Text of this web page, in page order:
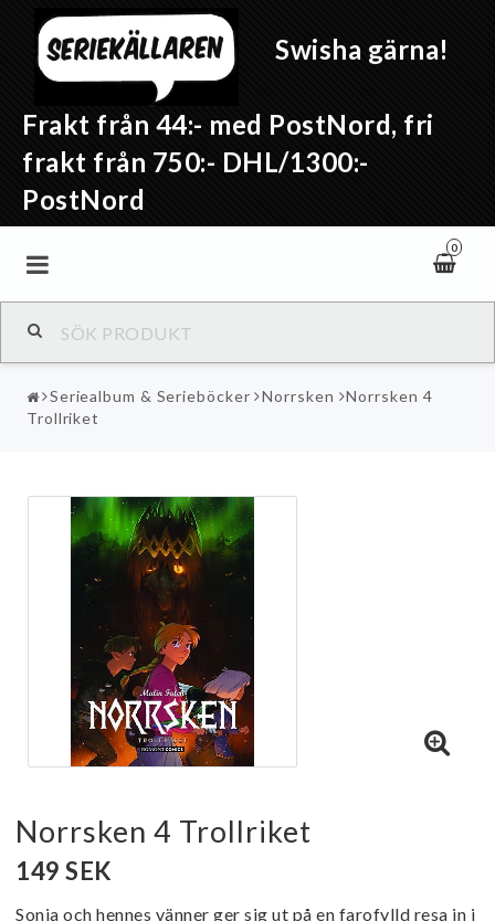
Swisha gärna!
Frakt från 44:- med PostNord, fri
frakt från 750:- DHL/1300:-
PostNord
0
Seriealbum & Serieböcker Norrsken
Norrsken 4
Trollriket
Norrsken 4 Trollriket
149 SEK
Sonja och hennes vänner ger sig ut på en farofylld resa in i